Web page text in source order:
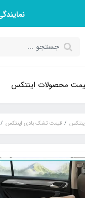
محصولات اینتکس
قیمت تشک بادی اینتکس